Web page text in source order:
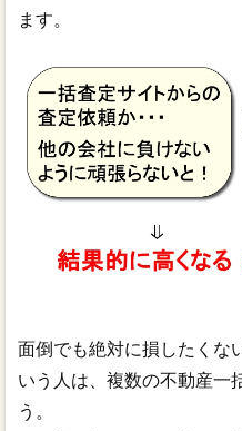
ます。
面倒でも絶対に損したくな
いう人は、複数の不動産一
う。